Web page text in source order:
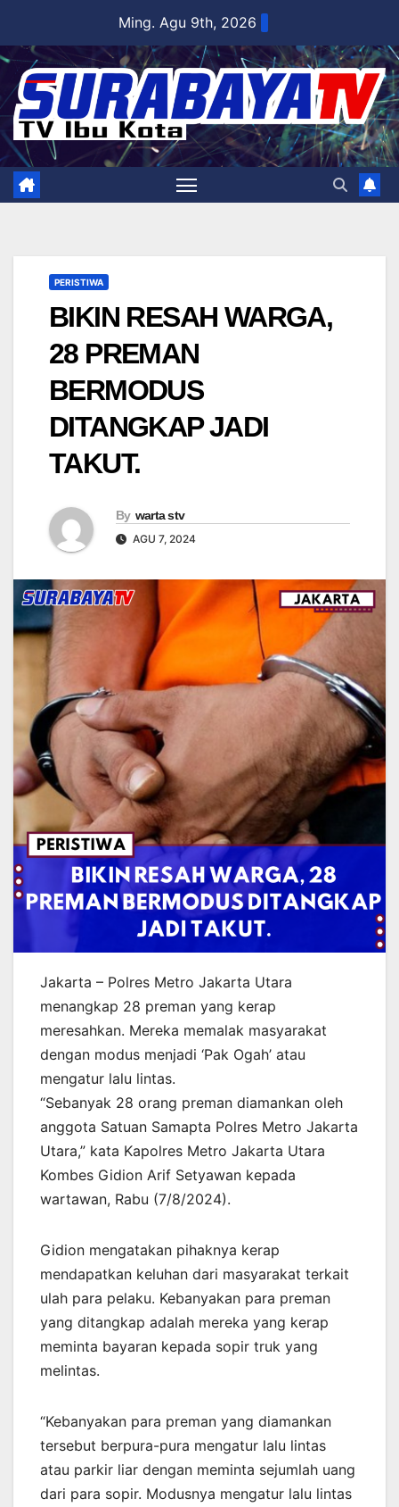
content
Ming. Agu 9th, 2026
PERISTIWA
BIKIN RESAH WARGA,
28 PREMAN
BERMODUS
DITANGKAP JADI
TAKUT.
By warta stv
AGU 7, 2024
Jakarta – Polres Metro Jakarta Utara
menangkap 28 preman yang kerap
meresahkan. Mereka memalak masyarakat
dengan modus menjadi ‘Pak Ogah’ atau
mengatur lalu lintas.
“Sebanyak 28 orang preman diamankan oleh
anggota Satuan Samapta Polres Metro Jakarta
Utara,” kata Kapolres Metro Jakarta Utara
Kombes Gidion Arif Setyawan kepada
wartawan, Rabu (7/8/2024).
Gidion mengatakan pihaknya kerap
mendapatkan keluhan dari masyarakat terkait
ulah para pelaku. Kebanyakan para preman
yang ditangkap adalah mereka yang kerap
meminta bayaran kepada sopir truk yang
melintas.
“Kebanyakan para preman yang diamankan
tersebut berpura-pura mengatur lalu lintas
atau parkir liar dengan meminta sejumlah uang
dari para sopir. Modusnya mengatur lalu lintas